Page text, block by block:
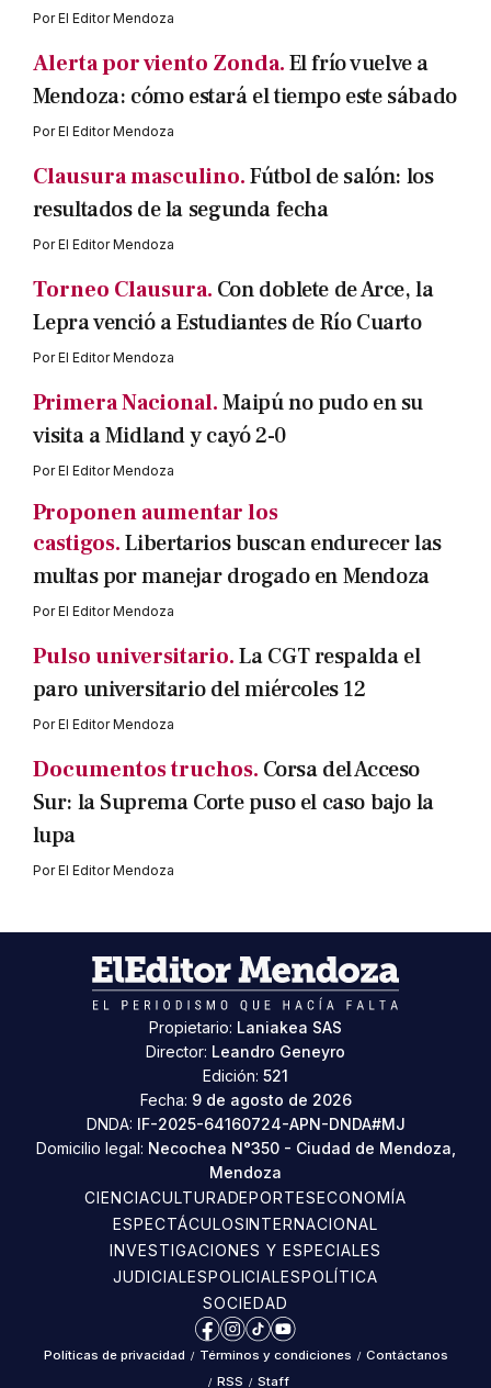
PorEl Editor Mendoza
Alerta por viento Zonda.El frío vuelve a
Mendoza: cómo estará el tiempo este sábado
PorEl Editor Mendoza
Clausura masculino.Fútbol de salón: los
resultados de la segunda fecha
PorEl Editor Mendoza
Torneo Clausura. Con doblete de Arce, la
Lepra venció a Estudiantes de Río Cuarto
PorEl Editor Mendoza
Primera Nacional.Maipú no pudo en su
visita a Midland y cayó 2-0
PorEl Editor Mendoza
Proponen aumentar los
castigos.Libertarios buscan endurecer las
multas por manejar drogado en Mendoza
PorEl Editor Mendoza
Pulso universitario.La CGT respalda el
paro universitario del miércoles 12
PorEl Editor Mendoza
Documentos truchos. Corsa del Acceso
Sur: la Suprema Corte puso el caso bajo la
lupa
PorEl Editor Mendoza
Propietario: Laniakea SAS
Director: Leandro Geneyro
Edición: 521
Fecha: 9 de agosto de 2026
DNDA: IF-2025-64160724-APN-DNDA#MJ
Domicilio legal: Necochea N°350 - Ciudad de Mendoza,
Mendoza
CIENCIACULTURADEPORTESECONOMÍA
ESPECTÁCULOSINTERNACIONAL
INVESTIGACIONES Y ESPECIALES
JUDICIALESPOLICIALESPOLÍTICA
SOCIEDAD
Facebook
Instagram
TikTokYouTube
Políticas de privacidad / Términos y condiciones / Contáctanos
/ RSS / Staff